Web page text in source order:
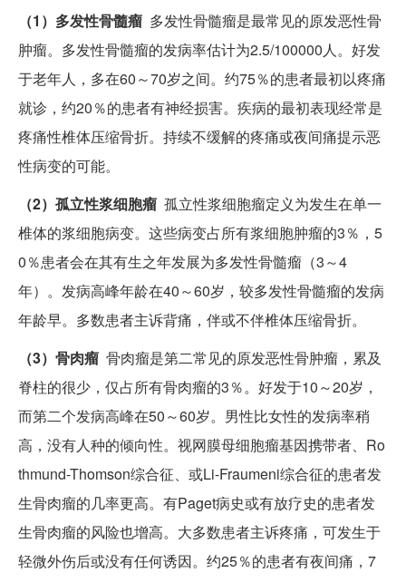
（1）多发性骨髓瘤 多发性骨髓瘤是最常见的原发恶性骨
肿瘤。多发性骨髓瘤的发病率估计为2.5/100000人。好发
于老年人，多在60～70岁之间。约75％的患者最初以疼痛
就诊，约20％的患者有神经损害。疾病的最初表现经常是
疼痛性椎体压缩骨折。持续不缓解的疼痛或夜间痛提示恶
性病变的可能。
（2）孤立性浆细胞瘤 孤立性浆细胞瘤定义为发生在单一
椎体的浆细胞病变。这些病变占所有浆细胞肿瘤的3％，5
0％患者会在其有生之年发展为多发性骨髓瘤（3～4
年）。发病高峰年龄在40～60岁，较多发性骨髓瘤的发病
年龄早。多数患者主诉背痛，伴或不伴椎体压缩骨折。
（3）骨肉瘤 骨肉瘤是第二常见的原发恶性骨肿瘤，累及
脊柱的很少，仅占所有骨肉瘤的3％。好发于10～20岁，
而第二个发病高峰在50～60岁。男性比女性的发病率稍
高，没有人种的倾向性。视网膜母细胞瘤基因携带者、Ro
thmund-Thomson综合征、或Li-Fraumeni综合征的患者发
生骨肉瘤的几率更高。有Paget病史或有放疗史的患者发
生骨肉瘤的风险也增高。大多数患者主诉疼痛，可发生于
轻微外伤后或没有任何诱因。约25％的患者有夜间痛，7